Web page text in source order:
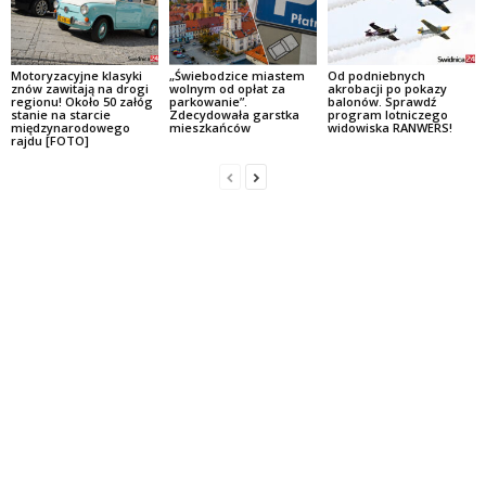
Motoryzacyjne klasyki
znów zawitają na drogi
regionu! Około 50 załóg
stanie na starcie
międzynarodowego
rajdu [FOTO]
„Świebodzice miastem
wolnym od opłat za
parkowanie”.
Zdecydowała garstka
mieszkańców
Od podniebnych
akrobacji po pokazy
balonów. Sprawdź
program lotniczego
widowiska RANWERS!